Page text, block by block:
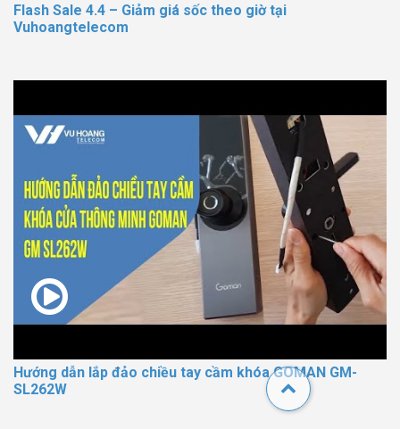
Flash Sale 4.4 – Giảm giá sốc theo giờ tại
Vuhoangtelecom
Hướng dẫn lắp đảo chiều tay cầm khóa GOMAN GM-
SL262W